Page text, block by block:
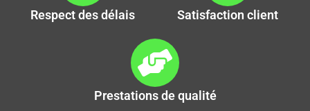
Respect des délais Satisfaction client
Prestations de qualité